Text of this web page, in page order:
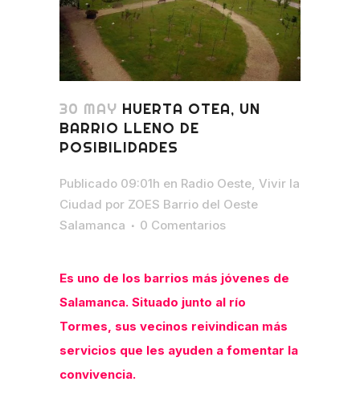
30 MAY HUERTA OTEA, UN
BARRIO LLENO DE
POSIBILIDADES
Publicado 09:01h en Radio Oeste, Vivir la
Ciudad por ZOES Barrio del Oeste
Salamanca
0 Comentarios
Es uno de los barrios más jóvenes de
Salamanca. Situado junto al río
Tormes, sus vecinos reivindican más
servicios que les ayuden a fomentar la
convivencia.